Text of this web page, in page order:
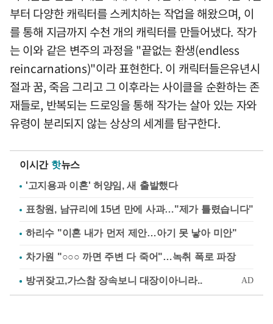
부터 다양한 캐릭터를 스케치하는 작업을 해왔으며, 이
를 통해 지금까지 수천 개의 캐릭터를 만들어냈다. 작가
는 이와 같은 변주의 과정을 "끝없는 환생(endless
reincarnations)"이라 표현한다. 이 캐릭터들은유년시
절과 꿈, 죽음 그리고 그 이후라는 사이클을 순환하는 존
재들로, 반복되는 드로잉을 통해 작가는 살아 있는 자와
유령이 분리되지 않는 상상의 세계를 탐구한다.
이시간 핫뉴스
'고지용과 이혼' 허양임, 새 출발했다
표창원, 남규리에 15년 만에 사과…"제가 틀렸습니다"
하리수 "이혼 내가 먼저 제안…아기 못 낳아 미안"
차가원 "○○○ 까면 주변 다 죽어"…녹취 폭로 파장